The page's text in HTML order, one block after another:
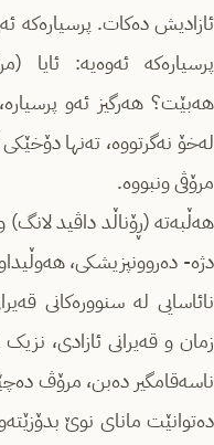
ئازادیش دەکات. پرسیارەکە
پرسیارەکە ئەوەیە:
هەبێت؟ هەرگیز ئەو
لەخۆ نەگرتووە، تەنها
مرۆڤی ونبووە.
هەڵبەتە (ڕۆناڵد داڤید
دژە- دەروونپزیشکی،
نائاسایی لە سنوورەکانی
زمان و قەیرانی ئازادی،
ناسەقامگیر دەبن، مرۆڤ
دەتوانێت مانای نوێ